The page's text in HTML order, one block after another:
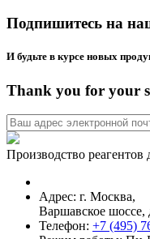
Подпишитесь на
И будьте в курсе новых
Thank you for your
Производство
Адрес: г. Москва,
Варшавское шоссе,
Телефон: +7 (495)